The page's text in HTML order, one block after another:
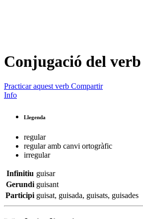
Conjugació del verb
Practicar aquest verb Compartir
Info
Llegenda
regular
regular amb canvi ortogràfic
irregular
Infinitiu guisar
Gerundi guisant
Participi guisat, guisada, guisats, guisades